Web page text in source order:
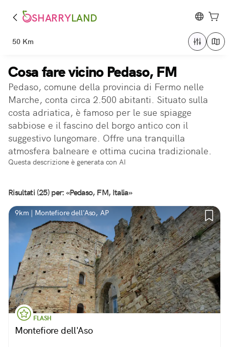
SHARRYLAND
50 Km
Cosa fare vicino Pedaso, FM
Pedaso, comune della provincia di Fermo nelle
Marche, conta circa 2.500 abitanti. Situato sulla
costa adriatica, è famoso per le sue spiagge
sabbiose e il fascino del borgo antico con il
suggestivo lungomare. Offre una tranquilla
atmosfera balneare e ottima cucina tradizionale.
Questa descrizione è generata con AI
Risultati (25) per: «Pedaso, FM, Italia»
9km | Montefiore dell'Aso, AP
FLASH
Montefiore dell'Aso